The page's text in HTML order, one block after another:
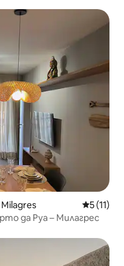
Средна
5 (11)
да Руа – Милагрес